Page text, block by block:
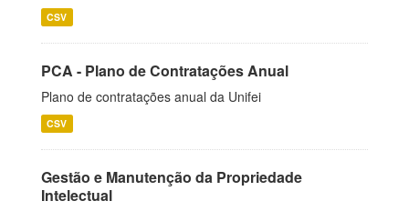
CSV
PCA - Plano de Contratações Anual
Plano de contratações anual da Unifei
CSV
Gestão e Manutenção da Propriedade
Intelectual